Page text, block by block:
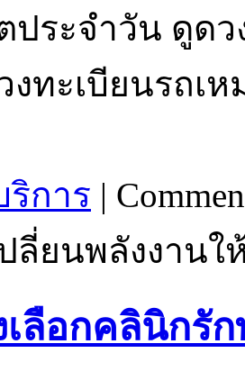
ประจำวัน ดูดว
งทะเบียนรถ
ริการ |
ลี่ยนพลังงานใ
ลือกคลินิกรั